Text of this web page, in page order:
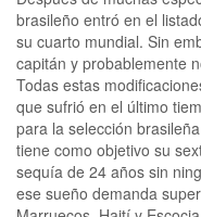
brasileño entró en el
su cuarto mundial. Sin
capitán y probablemente
Todas estas
que sufrió en el último
para la selección
tiene como objetivo su
sequía de 24 años sin
ese sueño demanda